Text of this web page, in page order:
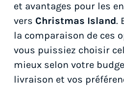
et avantages pour les
vers Christmas Island.
la comparaison de ces
vous puissiez choisir
mieux selon votre
livraison et vos